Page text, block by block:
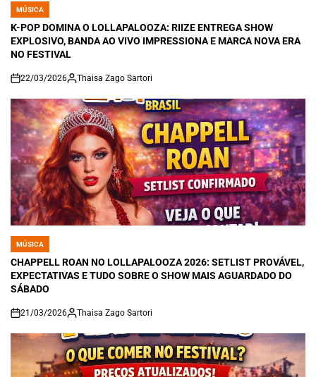
POSTED
IN
MÚSICA
K-POP DOMINA O LOLLAPALOOZA: RIIZE ENTREGA SHOW
EXPLOSIVO, BANDA AO VIVO IMPRESSIONA E MARCA NOVA ERA
NO FESTIVAL
on
22/03/2026 Thaisa Zago Sartori
POSTED
IN
MÚSICA
CHAPPELL ROAN NO LOLLAPALOOZA 2026: SETLIST PROVÁVEL,
EXPECTATIVAS E TUDO SOBRE O SHOW MAIS AGUARDADO DO
SÁBADO
on
21/03/2026 Thaisa Zago Sartori